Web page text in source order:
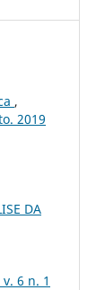
,
2019
DA
6 n. 1